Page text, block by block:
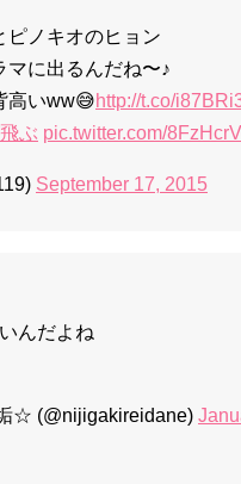
ピノキオのヒョン
マに出るんだね〜♪
高いww😅http://t.co/
ぶ pic.twitter.com/
September 17, 2015
んだよね
☆ (@nijigakireidane)